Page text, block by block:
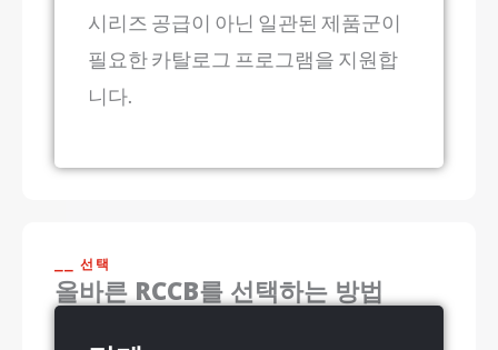
시리즈 공급이 아닌 일관된 제품군이
필요한 카탈로그 프로그램을 지원합
니다.
⎯⎯ 선택
올바른 RCCB를 선택하는 방법